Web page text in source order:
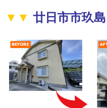
▼▼ 廿日市市玖